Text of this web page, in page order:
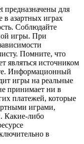
предназначены для
в азартных играх
Соблюдайте
игры. При
Помните, что
являться источником
Информационный
игры на реальные
принимает ни в
платежей, которые
играми,
Какие-либо
в